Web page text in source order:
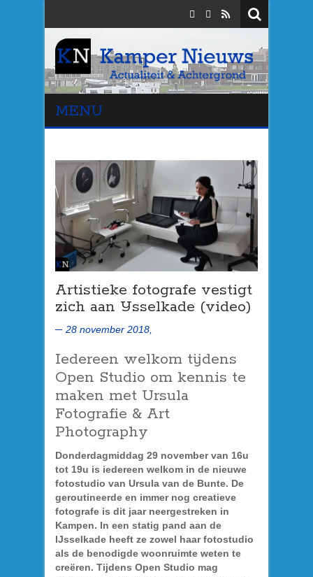
MENU
Artistieke fotografe vestigt
zich aan IJsselkade (video)
28 november 2018,
Iedereen welkom tijdens
Open Studio om kennis te
maken met Ursula
Fotografie & Art
Photography
Donderdagmiddag 29 november van 16u
tot 19u is iedereen welkom in de nieuwe
fotostudio van Ursula van de Bunte. De
geroutineerde en immer nog creatieve
fotografe is dit jaar neergestreken in
Kampen. In een statig pand aan de
IJsselkade heeft ze zowel haar fotostudio
als de benodigde woonruimte weten te
creëren. Tijdens Open Studio mag